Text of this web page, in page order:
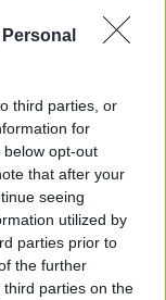
third parties, or
for
opt-out
that after your
seeing
utilized by
parties prior to
the further
parties on the
τον Ήλιο –
στην